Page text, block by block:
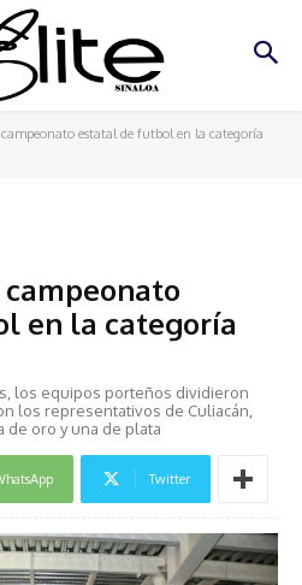
estatal de futbol en la categoría
en la categoría
los equipos porteños dividieron
los representativos de Culiacán,
de oro y una de plata
Twitter